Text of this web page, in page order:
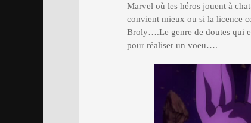
Marvel où les héros jouent à
convient mieux ou si la licence
Broly….Le genre de doutes qui
pour réaliser un voeu….